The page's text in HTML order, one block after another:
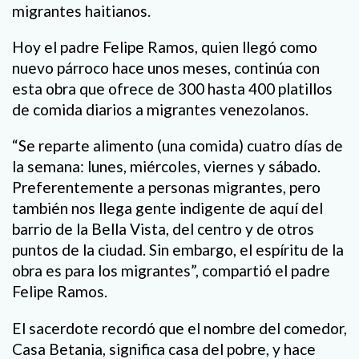
migrantes haitianos.
Hoy el padre Felipe Ramos, quien llegó como
nuevo párroco hace unos meses, continúa con
esta obra que ofrece de 300 hasta 400 platillos
de comida diarios a migrantes venezolanos.
“Se reparte alimento (una comida) cuatro días de
la semana: lunes, miércoles, viernes y sábado.
Preferentemente a personas migrantes, pero
también nos llega gente indigente de aquí del
barrio de la Bella Vista, del centro y de otros
puntos de la ciudad. Sin embargo, el espíritu de la
obra es para los migrantes”, compartió el padre
Felipe Ramos.
El sacerdote recordó que el nombre del comedor,
Casa Betania, significa casa del pobre, y hace